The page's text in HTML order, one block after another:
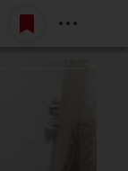
Belépés